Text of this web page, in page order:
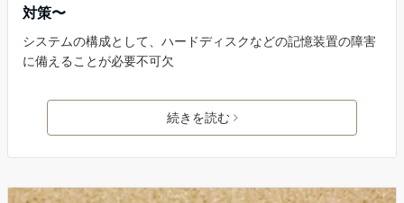
対策〜
システムの構成として、ハードディスクなどの記憶装置の障害
に備えることが必要不可欠
続きを読む